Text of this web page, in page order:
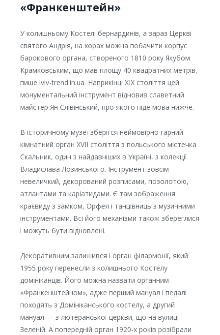
«Франкенштейн»
У колишньому Костелі бернардинів, а зараз Церкві
святого Андрія, на хорах можна побачити корпус
барокового органа, створеного 1810 року Якубом
Крамковським, що мав площу 40 квадратних метрів,
пише lviv-trend.in.ua. Наприкінці ХІХ століття цей
монументальний інструмент відновив славетний
майстер Ян Слівінський, про якого піде мова нижче.
В історичному музеї зберігся неймовірно гарний
кімнатний орган ХVII століття з польського містечка
Скальник, один з найдавніших в Україні, з колекції
Владислава Лозинського. Інструмент зовсім
невеличкий, декорований розписами, позолотою,
атлантами та каріатидами. Є там зображення
краєвиду з замком, Орфея і танцівниць з музичними
інструментами. Всі його механізми також збереглися
і можуть бути відновлені.
Декоративним залишився і орган філармонії, який
1955 року перенесли з колишнього Костелу
домініканців. Його можна назвати органним
«Франкенштейном», адже перший мануал і педалі
походять з Домініканського костелу, а другий
мануал — з лютеранської церкви, що на вулиці
Зеленій. А попередній орган 1920-х років розібрали